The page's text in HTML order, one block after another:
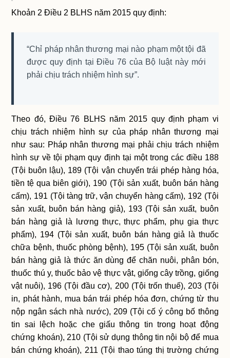
Khoản 2 Điều 2 BLHS năm 2015 quy định:
“Chỉ pháp nhân thương mại nào phạm một tội đã
được quy định tại Điều 76 của Bộ luật này mới
phải chịu trách nhiệm hình sự”.
Theo đó, Điều 76 BLHS năm 2015 quy định phạm vi
chịu trách nhiệm hình sự của pháp nhân thương mại
như sau: Pháp nhân thương mại phải chịu trách nhiệm
hình sự về tội phạm quy định tại một trong các điều 188
(Tội buôn lậu), 189 (Tội vận chuyển trái phép hàng hóa,
tiền tệ qua biên giới), 190 (Tội sản xuất, buôn bán hàng
cấm), 191 (Tội tàng trữ, vận chuyển hàng cấm), 192 (Tội
sản xuất, buôn bán hàng giả), 193 (Tội sản xuất, buôn
bán hàng giả là lương thực, thực phẩm, phụ gia thực
phẩm), 194 (Tội sản xuất, buôn bán hàng giả là thuốc
chữa bệnh, thuốc phòng bệnh), 195 (Tội sản xuất, buôn
bán hàng giả là thức ăn dùng để chăn nuôi, phân bón,
thuốc thú y, thuốc bảo vệ thực vật, giống cây trồng, giống
vật nuôi), 196 (Tội đầu cơ), 200 (Tội trốn thuế), 203 (Tội
in, phát hành, mua bán trái phép hóa đơn, chứng từ thu
nộp ngân sách nhà nước), 209 (Tội cố ý công bố thông
tin sai lệch hoặc che giấu thông tin trong hoạt động
chứng khoán), 210 (Tội sử dụng thông tin nội bộ để mua
bán chứng khoán), 211 (Tội thao túng thị trường chứng